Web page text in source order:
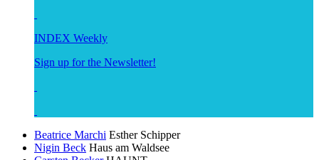
INDEX Weekly
Sign up for the Newsletter!
Beatrice Marchi Esther Schipper
Nigin Beck Haus am Waldsee